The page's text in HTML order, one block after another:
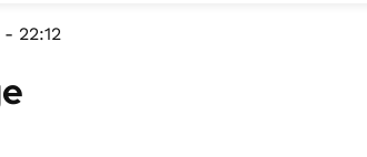
22:12